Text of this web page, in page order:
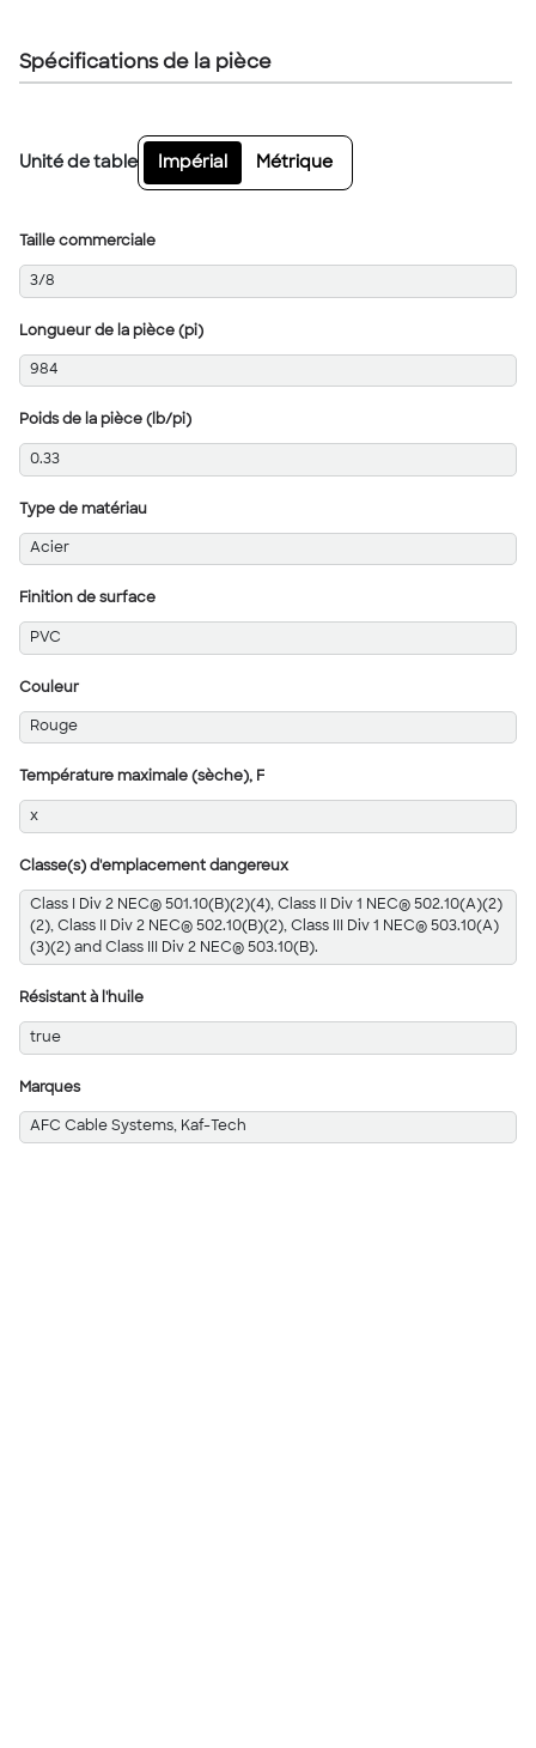
Spécifications de la pièce
Unité de table Impérial Métrique
Taille commerciale
3/8
Longueur de la pièce (pi)
984
Poids de la pièce (lb/pi)
0.33
Type de matériau
Acier
Finition de surface
PVC
Couleur
Rouge
Température maximale (sèche), F
x
Classe(s) d'emplacement dangereux
Class I Div 2 NEC® 501.10(B)(2)(4), Class II Div 1 NEC® 502.10(A)(2)
(2), Class II Div 2 NEC® 502.10(B)(2), Class III Div 1 NEC® 503.10(A)
(3)(2) and Class III Div 2 NEC® 503.10(B).
Résistant à l'huile
true
Marques
AFC Cable Systems, Kaf-Tech